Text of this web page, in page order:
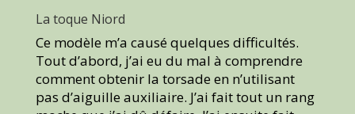
La toque Niord
Ce modèle m’a causé quelques difficultés.
Tout d’abord, j’ai eu du mal à comprendre
comment obtenir la torsade en n’utilisant
pas d’aiguille auxiliaire. J’ai fait tout un rang